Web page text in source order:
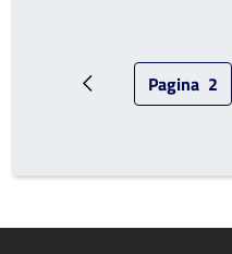
Pagina precedente
Pagina 2